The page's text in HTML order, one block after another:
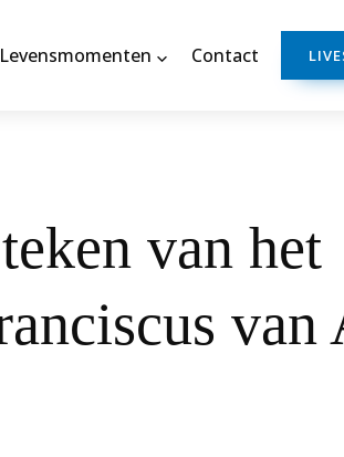
Levensmomenten Contact
van het
van